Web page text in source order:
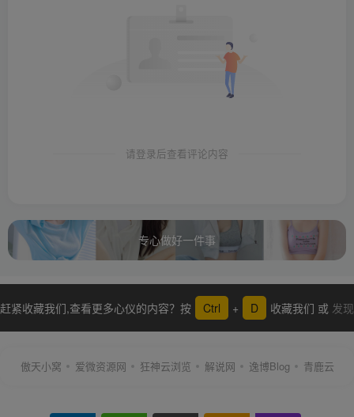
请登录后查看评论内容
专心做好一件事
赶紧收藏我们,查看更多心仪的内容？按 Ctrl + D 收藏我们 或 发现
傲天小窝 爱微资源网 狂神云浏览 解说网 逸博Blog 青鹿云